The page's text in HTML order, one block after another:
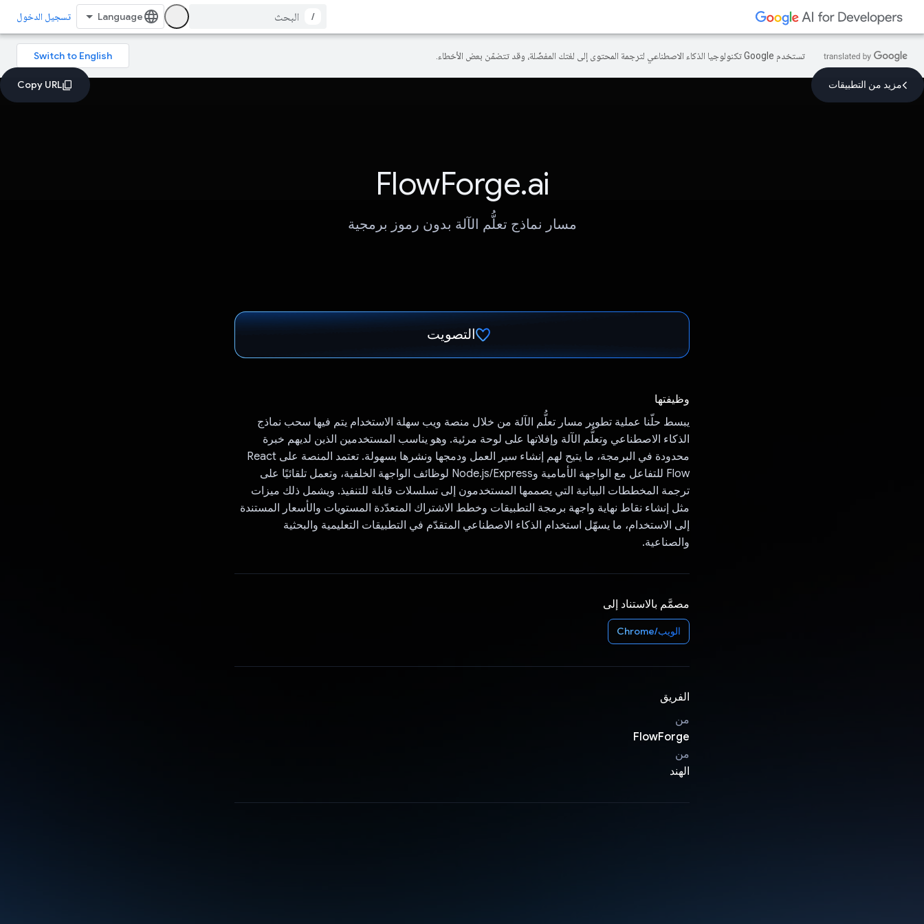
/ تسجيل الدخول
تستخدم Google تكنولوجيا الذكاء الاصطناعي لترجمة المحتوى إلى لغتك المفضّلة، وقد تتضمّن بعض الأخطاء.
مزيد من التطبيقات
FlowForge.ai
مسار نماذج تعلُّم الآلة بدون رموز برمجية
التصويت
وظيفتها
يبسط حلّنا عملية تطوير مسار تعلُّم الآلة من خلال منصة ويب سهلة الاستخدام يتم فيها سحب نماذج
الذكاء الاصطناعي وتعلُّم الآلة وإفلاتها على لوحة مرئية. وهو يناسب المستخدمين الذين لديهم خبرة
محدودة في البرمجة، ما يتيح لهم إنشاء سير العمل ودمجها ونشرها بسهولة. تعتمد المنصة على React
Flow للتفاعل مع الواجهة الأمامية وNode.js/Express لوظائف الواجهة الخلفية، وتعمل تلقائيًا على
ترجمة المخططات البيانية التي يصممها المستخدمون إلى تسلسلات قابلة للتنفيذ. ويشمل ذلك ميزات
مثل إنشاء نقاط نهاية واجهة برمجة التطبيقات وخطط الاشتراك المتعدّدة المستويات والأسعار المستندة
إلى الاستخدام، ما يسهّل استخدام الذكاء الاصطناعي المتقدّم في التطبيقات التعليمية والبحثية
والصناعية.
مصمَّم بالاستناد إلى
الويب/Chrome
الفريق
من
FlowForge
من
الهند